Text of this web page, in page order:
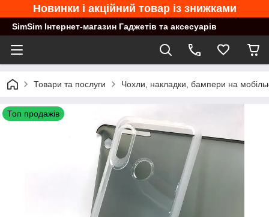
Новинки і акційний товар із знижками
SimSim Інтернет-магазин Гаджетів та аксесуарів
Товари та послуги Чохли, накладки, бампери на
Топ продажів